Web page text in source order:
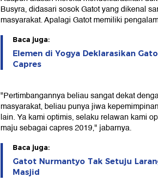
Busyra, didasari sosok Gatot yang dikenal
masyarakat. Apalagi Gatot memiliki
Baca juga:
Elemen di Yogya Deklarasikan
Capres
"Pertimbangannya beliau sangat dekat
masyarakat, beliau punya jiwa
lain. Ya kami optimis, selaku relawan kami
maju sebagai capres 2019," jabarnya.
Baca juga:
Gatot Nurmantyo Tak Setuju
Masjid